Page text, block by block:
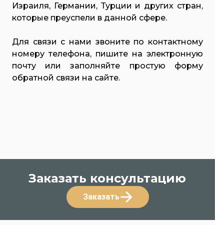
Израиля, Германии, Турции и других стран,
которые преуспели в данной сфере.
Для связи с нами звоните по контактному
номеру телефона, пишите на электронную
почту или заполняйте простую форму
обратной связи на сайте.
Заказать консультацию
Заказать